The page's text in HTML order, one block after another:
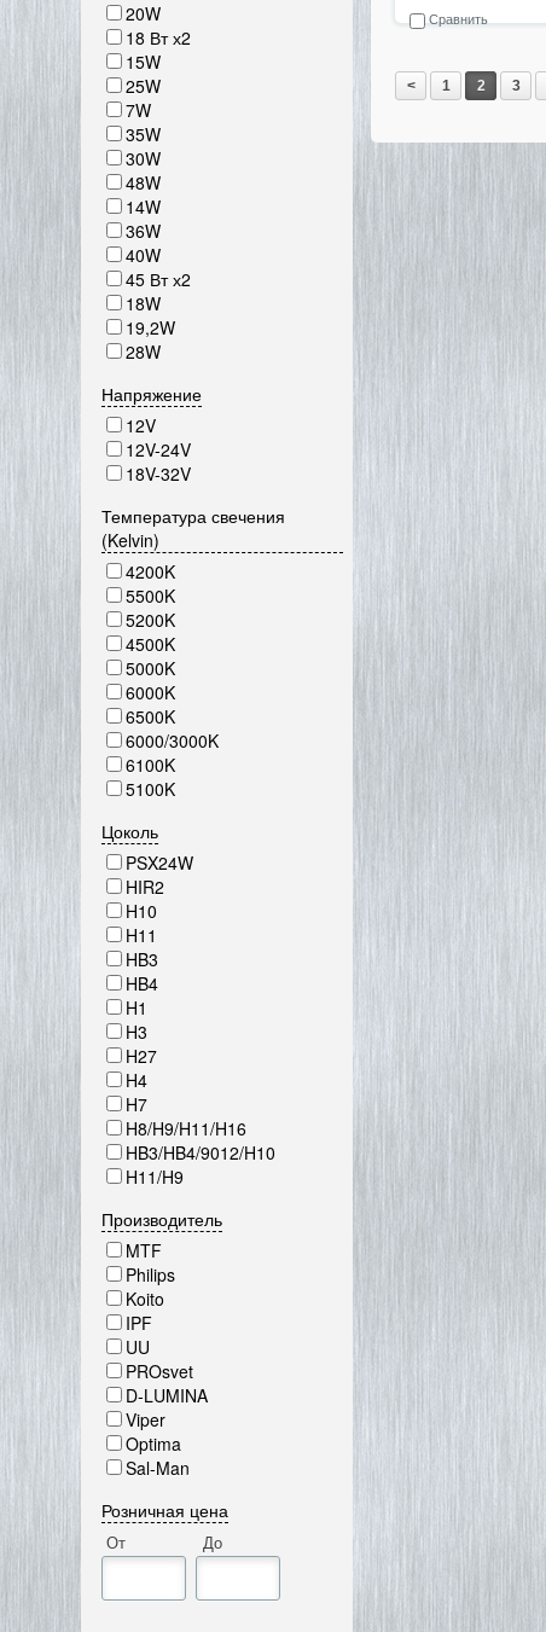
20W
18 Вт х2
15W
25W
7W
35W
30W
48W
14W
36W
40W
45 Вт х2
18W
19,2W
28W
Напряжение
12V
12V-24V
18V-32V
Температура свечения
(Kelvin)
4200K
5500K
5200K
4500K
5000K
6000K
6500K
6000/3000K
6100K
5100K
Цоколь
PSX24W
HIR2
H10
H11
HB3
HB4
H1
H3
H27
H4
H7
H8/H9/H11/H16
HB3/HB4/9012/H10
H11/H9
Производитель
MTF
Philips
Koito
IPF
UU
PROsvet
D-LUMINA
Viper
Optima
Sal-Man
Розничная цена
От До
Сравнить
< 1 2 3